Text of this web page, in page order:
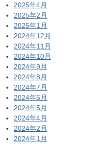
2025年4月
2025年2月
2025年1月
2024年12月
2024年11月
2024年10月
2024年9月
2024年8月
2024年7月
2024年6月
2024年5月
2024年4月
2024年2月
2024年1月